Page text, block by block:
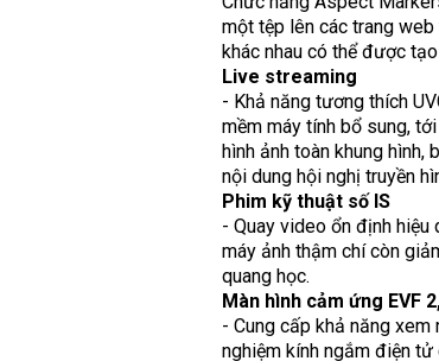
một tệp lên các trang web
khác nhau có thể được
Live streaming
- Khả năng tương thích
mềm máy tính bổ sung,
hình ảnh toàn khung
nội dung hội nghị truyền
Phim kỹ thuật số IS
- Quay video ổn định
máy ảnh thậm chí còn
quang học.
Màn hình cảm ứng EVF
- Cung cấp khả năng
nghiệm kính ngắm điện